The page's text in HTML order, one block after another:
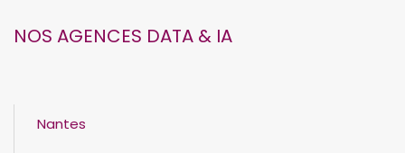
NOS AGENCES DATA & IA
Nantes